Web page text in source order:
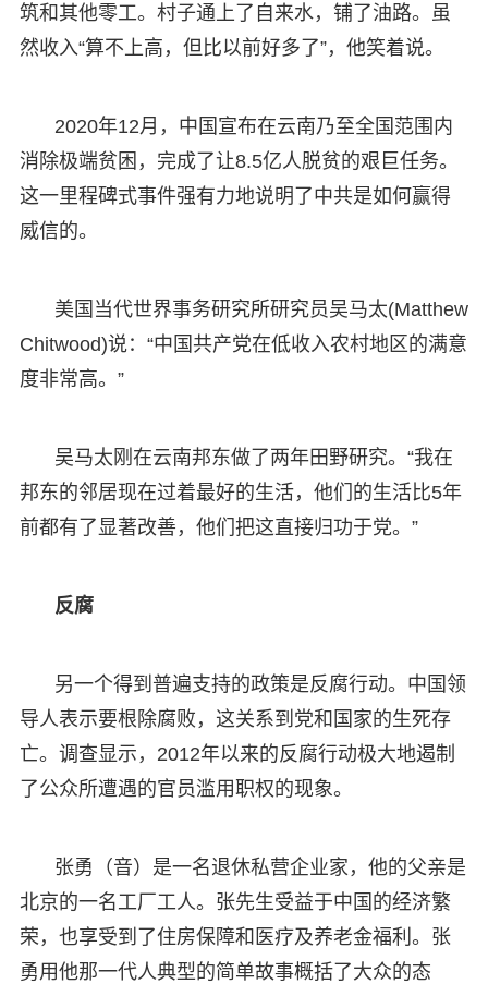
筑和其他零工。村子通上了自来水，铺了油路。虽
然收入“算不上高，但比以前好多了”，他笑着说。
2020年12月，中国宣布在云南乃至全国范围内
消除极端贫困，完成了让8.5亿人脱贫的艰巨任务。
这一里程碑式事件强有力地说明了中共是如何赢得
威信的。
美国当代世界事务研究所研究员吴马太(Matthew
Chitwood)说：“中国共产党在低收入农村地区的满意
度非常高。”
吴马太刚在云南邦东做了两年田野研究。“我在
邦东的邻居现在过着最好的生活，他们的生活比5年
前都有了显著改善，他们把这直接归功于党。”
反腐
另一个得到普遍支持的政策是反腐行动。中国领
导人表示要根除腐败，这关系到党和国家的生死存
亡。调查显示，2012年以来的反腐行动极大地遏制
了公众所遭遇的官员滥用职权的现象。
张勇（音）是一名退休私营企业家，他的父亲是
北京的一名工厂工人。张先生受益于中国的经济繁
荣，也享受到了住房保障和医疗及养老金福利。张
勇用他那一代人典型的简单故事概括了大众的态